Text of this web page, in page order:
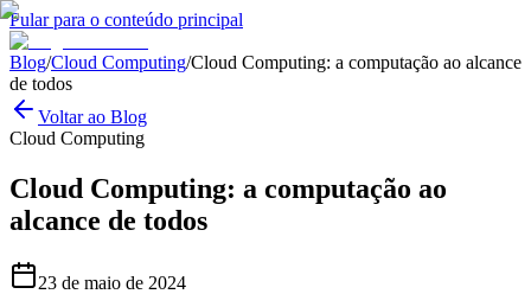
Pular para o conteúdo principal
Blog/Cloud Computing/Cloud Computing: a computação ao alcance
de todos
Voltar ao Blog
Cloud Computing
Cloud Computing: a computação ao
alcance de todos
23 de maio de 2024